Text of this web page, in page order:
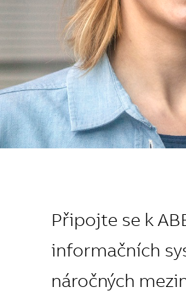
Připojte se k
informačních
náročných